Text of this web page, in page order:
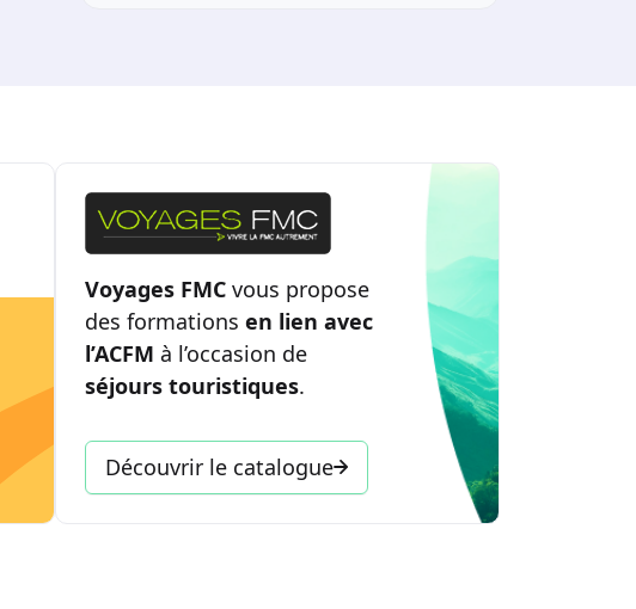
Voyages FMC vous propose
des formations en lien avec
l’ACFM à l’occasion de
séjours touristiques.
Découvrir le catalogue